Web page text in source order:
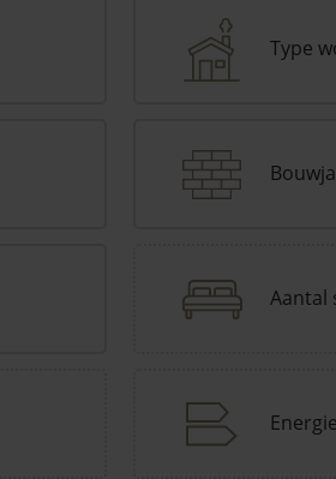
Type
Aantal